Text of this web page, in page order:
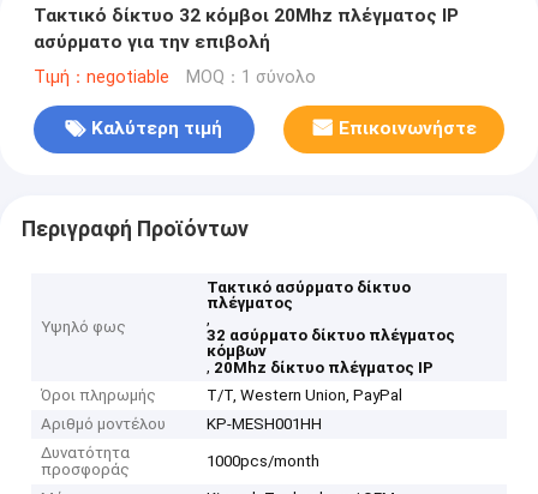
Τακτικό δίκτυο 32 κόμβοι 20Mhz πλέγματος IP
ασύρματο για την επιβολή
Τιμή：negotiable MOQ：1 σύνολο
Καλύτερη τιμή Επικοινωνήστε
Περιγραφή Προϊόντων
Υψηλό φως
Τακτικό ασύρματο δίκτυο
πλέγματος
,
32 ασύρματο δίκτυο πλέγματος
κόμβων
, 20Mhz δίκτυο πλέγματος IP
Όροι πληρωμής
T/T, Western Union, PayPal
Αριθμό μοντέλου
KP-MESH001HH
Δυνατότητα
προσφοράς
1000pcs/month